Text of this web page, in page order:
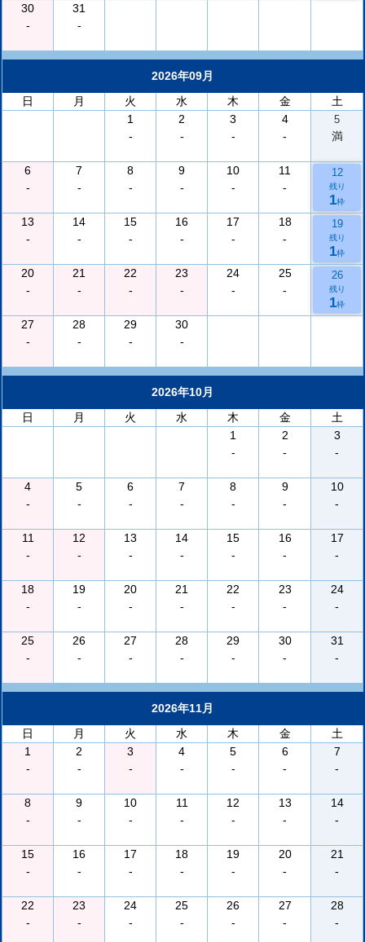
30
-
31
-
2026年09月
日
月 火 水 木 金
土
1
-
2
-
3
-
4
-
5
満
6
-
7
-
8
-
9
-
10
-
11
-
12
残り
1枠
13
-
14
-
15
-
16
-
17
-
18
-
19
残り
1枠
20
-
21
-
22
-
23
-
24
-
25
-
26
残り
1枠
27
-
28
-
29
-
30
-
2026年10月
日
月 火 水 木 金
土
1
-
2
-
3
-
4
-
5
-
6
-
7
-
8
-
9
-
10
-
11
-
12
-
13
-
14
-
15
-
16
-
17
-
18
-
19
-
20
-
21
-
22
-
23
-
24
-
25
-
26
-
27
-
28
-
29
-
30
-
31
-
2026年11月
日
月 火 水 木 金
土
1
-
2
-
3
-
4
-
5
-
6
-
7
-
8
-
9
-
10
-
11
-
12
-
13
-
14
-
15
-
16
-
17
-
18
-
19
-
20
-
21
-
22
-
23
-
24
-
25
-
26
-
27
-
28
-